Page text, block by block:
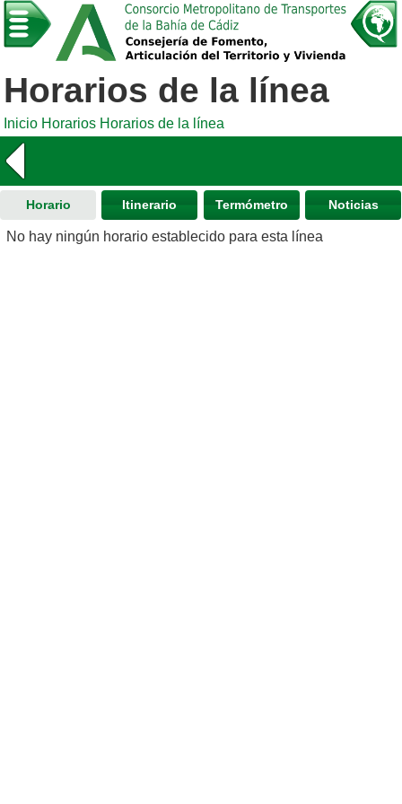
Horarios de la línea
Inicio Horarios Horarios de la línea
Horario Itinerario Termómetro Noticias
No hay ningún horario establecido para esta línea